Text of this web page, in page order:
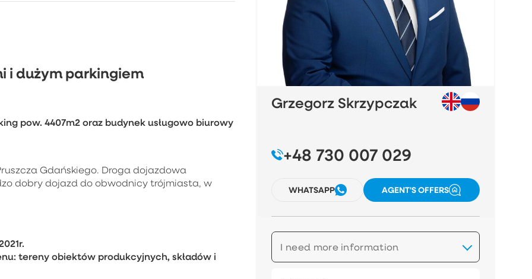
i dużym parkingiem
pow. 4407m2 oraz budynek usługowo biurowy
Gdańskiego. Droga dojazdowa
dobry dojazd do obwodnicy trójmiasta, w
tereny obiektów produkcyjnych, składów i
Grzegorz Skrzypczak
+48 730 007 029
WHATSAPP AGENT'S OFFERS
I need more information